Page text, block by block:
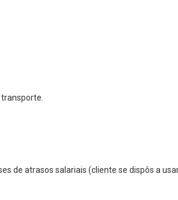
de atrasos salariais (cliente se dispôs a